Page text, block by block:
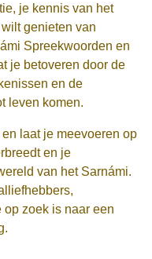
je kennis van het
genieten van
Spreekwoorden en
je betoveren door de
en de
leven komen.
laat je meevoeren op
en je
van het Sarnámi.
zoek is naar een